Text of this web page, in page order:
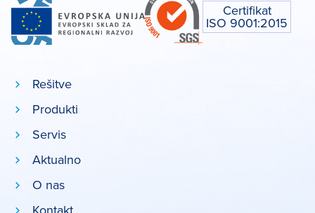
Certifikat
ISO 9001:2015
Rešitve
Produkti
Servis
Aktualno
O nas